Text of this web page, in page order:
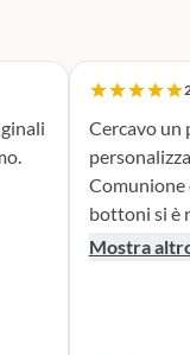
Cercavo
Comunione di
bottoni si è
supporto
Mostra